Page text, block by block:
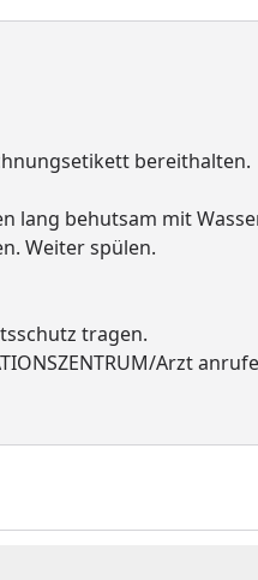
bereithalten.
lang behutsam mit
Weiter spülen.
tragen.
Arzt